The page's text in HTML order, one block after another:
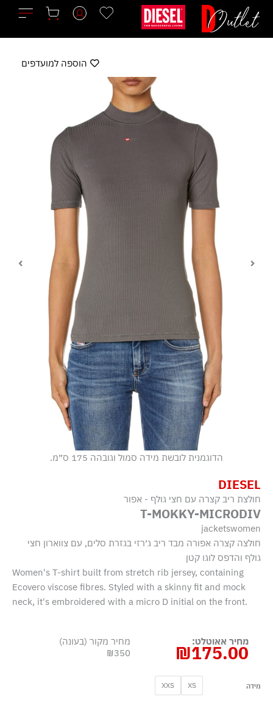
לתוכן
DIESEL
חולצת ריב קצרה עם חצי גולף - אפור
T-MOKKY-MICRODIV
jacketswomen
חולצה קצרה אפורה מבד ריב ג׳רזי בגזרת סלים, עם צווארון חצי
גולף והדפס לוגו קטן
Women's T-shirt built from stretch rib jersey, containing
Ecovero viscose fibres. Styled with a skinny fit and mock
neck, it's embroidered with a micro D initial on the front.
מחיר אאוטלט:
₪175.00
מחיר מקור (בעונה)
₪350
מידה XS
XXS
הוספה למועדפים
הדוגמנית לובשת מידה סמול וגובהה 175 ס״מ.